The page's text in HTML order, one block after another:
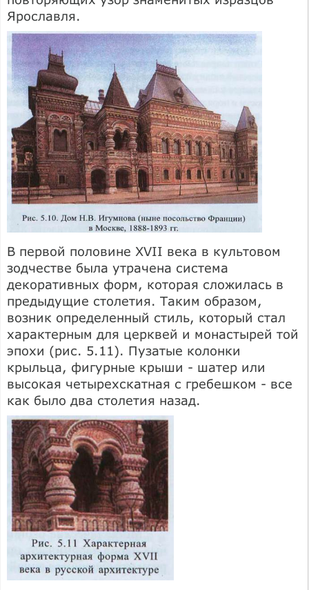
Ярославля.
В первой половине XVII века в культовом
зодчестве была утрачена система
декоративных форм, которая сложилась в
предыдущие столетия. Таким образом,
возник определенный стиль, который стал
характерным для церквей и монастырей той
эпохи (рис. 5.11). Пузатые колонки
крыльца, фигурные крыши - шатер или
высокая четырехскатная с гребешком - все
как было два столетия назад.